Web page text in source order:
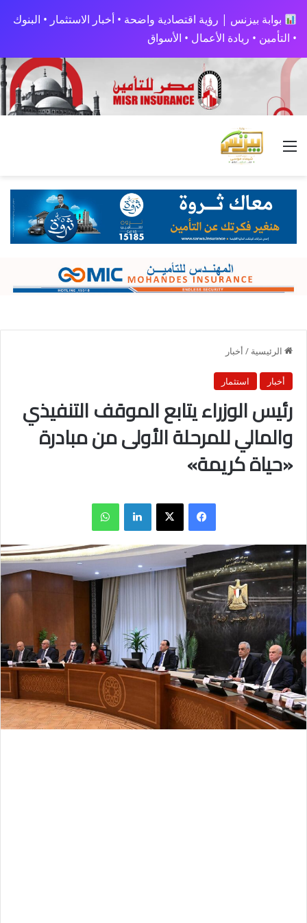
بوابة بيزنس | رؤية اقتصادية واضحة • أخبار الاستثمار • البنوك
• التأمين • ريادة الأعمال • الأسواق
القائمة
الرئيسية / أخبار
أخبار استثمار
رئيس الوزراء يتابع الموقف التنفيذي
والمالي للمرحلة الأولى من مبادرة
«حياة كريمة»
فيسبوك X لينكدإن